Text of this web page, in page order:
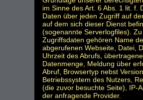
im Sinne des Art. 6 Abs. 1 lit. f.
Daten über jeden Zugriff auf
auf dem sich dieser Dienst
(sogenannte Serverlogfiles).
Zugriffsdaten gehören Name
abgerufenen Webseite, Datei,
Uhrzeit des Abrufs, übertragene
Datenmenge, Meldung über
Abruf, Browsertyp nebst
Betriebssystem des Nutzers,
(die zuvor besuchte Seite), IP-
der anfragende Provider.